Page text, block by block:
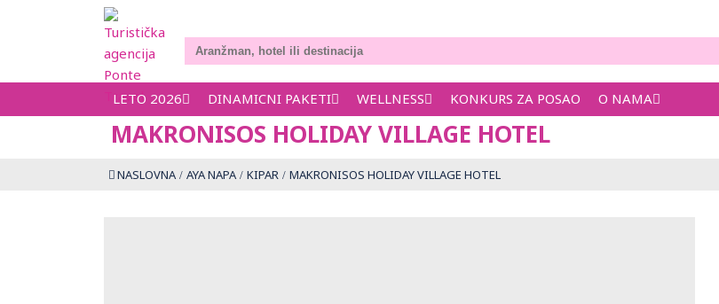
LETO 2026 DINAMICNI PAKETI WELLNESS KONKURS ZA POSAO O NAMA
MAKRONISOS HOLIDAY VILLAGE HOTEL
NASLOVNA AYA NAPA KIPAR MAKRONISOS HOLIDAY VILLAGE HOTEL